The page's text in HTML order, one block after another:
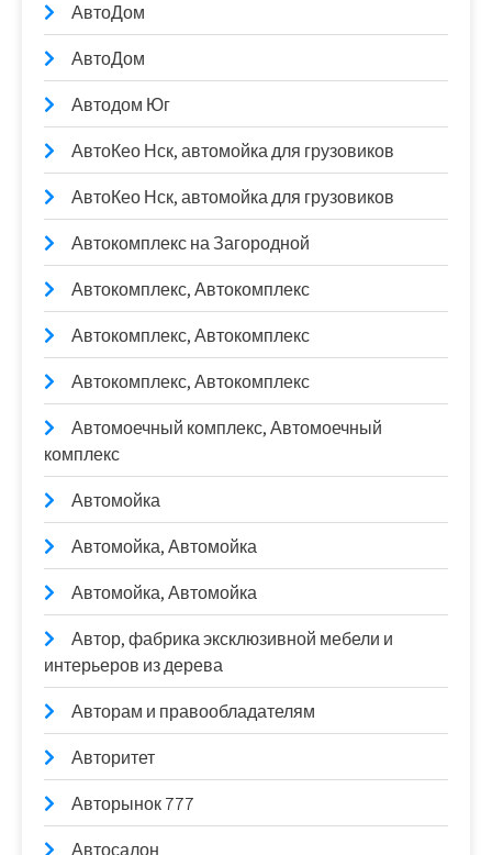
АвтоДом
АвтоДом
Автодом Юг
АвтоКео Нск, автомойка для грузовиков
АвтоКео Нск, автомойка для грузовиков
Автокомплекс на Загородной
Автокомплекс, Автокомплекс
Автокомплекс, Автокомплекс
Автокомплекс, Автокомплекс
Автомоечный комплекс, Автомоечный
комплекс
Автомойка
Автомойка, Автомойка
Автомойка, Автомойка
Автор, фабрика эксклюзивной мебели и
интерьеров из дерева
Авторам и правообладателям
Авторитет
Авторынок 777
Автосалон